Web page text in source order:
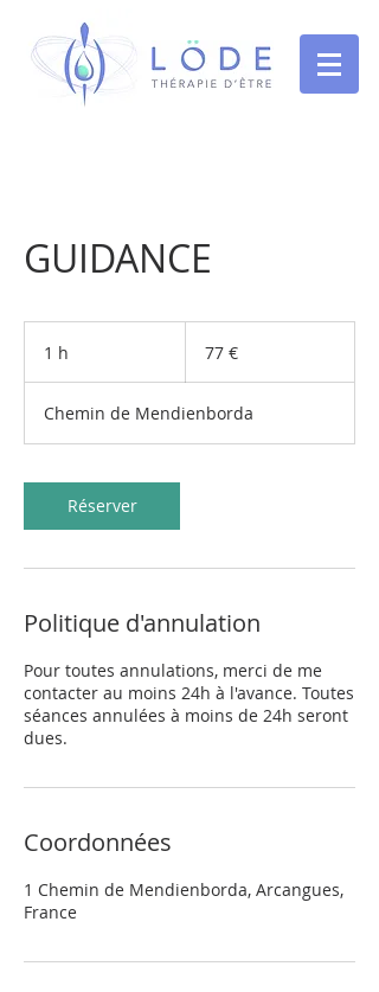
GUIDANCE
1 h 77 €
Chemin de Mendienborda
Réserver
Politique d'annulation
Pour toutes annulations, merci de me
contacter au moins 24h à l'avance. Toutes
séances annulées à moins de 24h seront
dues.
Coordonnées
1 Chemin de Mendienborda, Arcangues,
France